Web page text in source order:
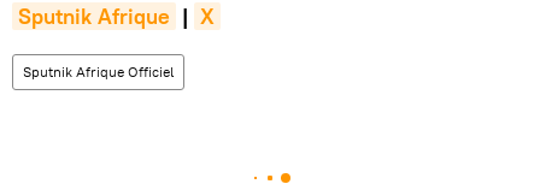
Sputnik Afrique | X
Sputnik Afrique Officiel